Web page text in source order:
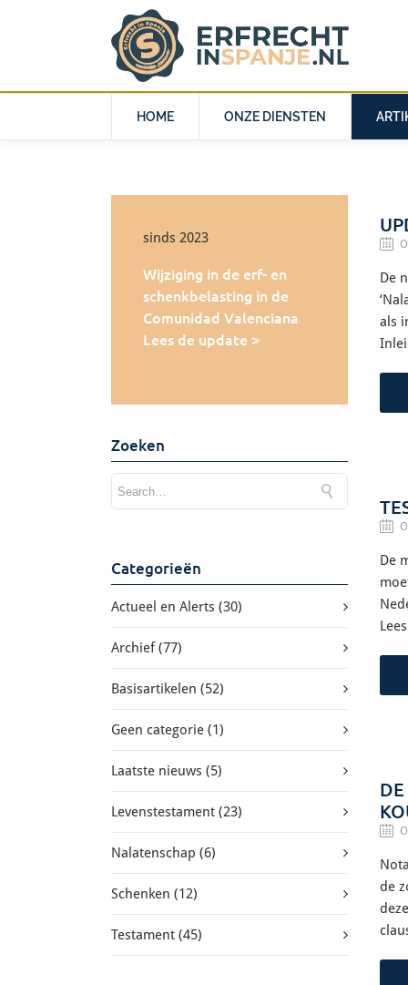
HOME ONZE DIENSTEN
sinds 2023
Wijziging in de erf- en
schenkbelasting in de
Comunidad Valenciana
Lees de update >
Zoeken
Categorieën
Actueel en Alerts (30)
Archief(77)
Basisartikelen (52)
Geen categorie (1)
Laatste nieuws (5)
Levenstestament (23)
Nalatenschap (6)
Schenken (12)
Testament (45)
De
als
De
de